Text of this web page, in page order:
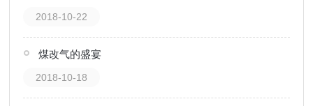
2018-10-22
煤改气的盛宴
2018-10-18